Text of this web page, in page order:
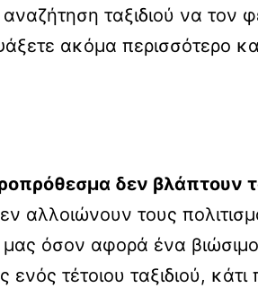
ταξιδιού να
ακόμα περισσότερο
δεν βλάπτουν
αλλοιώνουν τους
όσον αφορά ένα
τέτοιου ταξιδιού, κάτι